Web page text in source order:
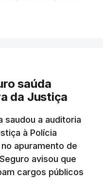
droga.
saúda
da Justiça
saudou a auditoria
à Polícia
apuramento de
avisou que
cargos públicos